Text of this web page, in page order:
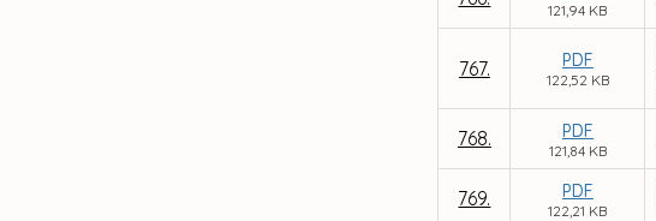
121,94 KB
767. PDF
122,52 KB
768. PDF
121,84 KB
769. PDF
122,21 KB